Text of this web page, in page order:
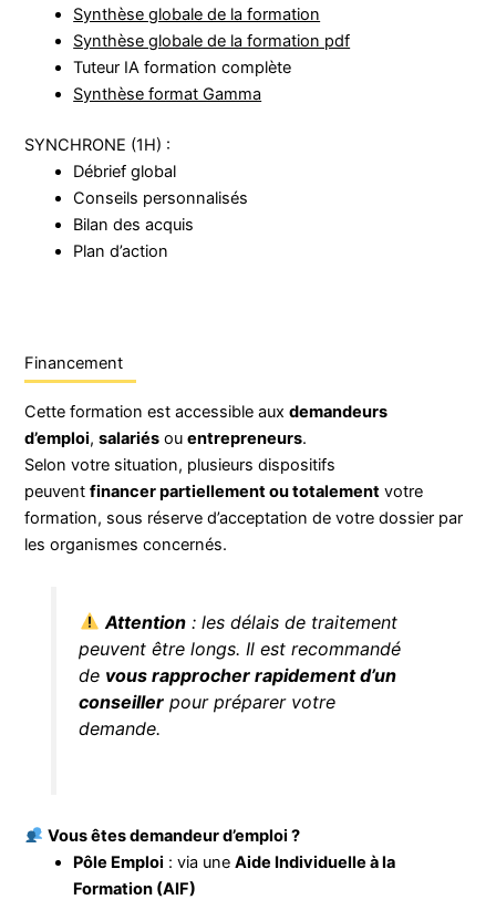
Synthèse globale de la formation
Synthèse globale de la formation pdf
Tuteur IA formation complète
Synthèse format Gamma
SYNCHRONE (1H) :
Débrief global
Conseils personnalisés
Bilan des acquis
Plan d’action
Financement
Cette formation est accessible auxdemandeurs
d’emploi,salariés ouentrepreneurs.
Selon votre situation, plusieurs dispositifs
peuventfinancer partiellement ou totalement votre
formation, sous réserve d’acceptation de votre dossier par
les organismes concernés.
Attention: les délais de traitement
peuvent être longs. Il est recommandé
de vous rapprocher rapidement d’un
conseiller pour préparer votre
demande.
Vous êtes demandeur d’emploi ?
Pôle Emploi : via uneAide Individuelle à la
Formation (AIF)